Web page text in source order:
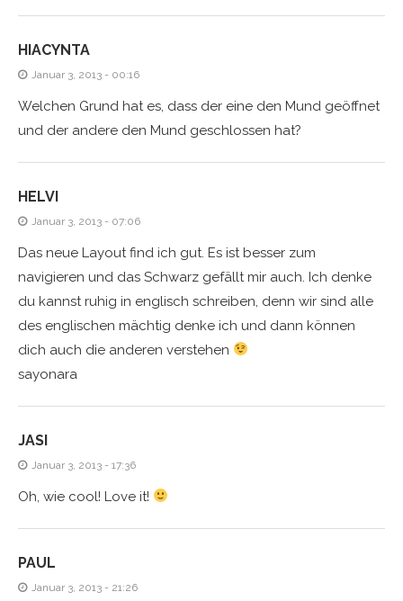
HIACYNTA
Januar 3, 2013 - 00:16
Welchen Grund hat es, dass der eine den Mund geöffnet
und der andere den Mund geschlossen hat?
HELVI
Januar 3, 2013 - 07:06
Das neue Layout find ich gut. Es ist besser zum
navigieren und das Schwarz gefällt mir auch. Ich denke
du kannst ruhig in englisch schreiben, denn wir sind alle
des englischen mächtig denke ich und dann können
dich auch die anderen verstehen
sayonara
JASI
Januar 3, 2013 - 17:36
Oh, wie cool! Love it!
PAUL
Januar 3, 2013 - 21:26